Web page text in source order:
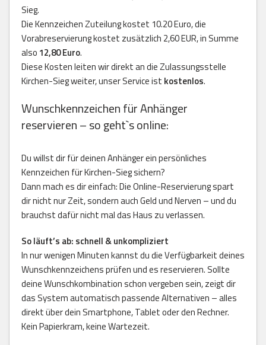
Sieg.
Die Kennzeichen Zuteilung kostet 10.20 Euro, die
Vorabreservierung kostet zusätzlich 2,60 EUR, in Summe
also 12,80 Euro.
Diese Kosten leiten wir direkt an die Zulassungsstelle
Kirchen-Sieg weiter, unser Service ist kostenlos.
Wunschkennzeichen für Anhänger
reservieren – so geht`s online:
Du willst dir für deinen Anhänger ein persönliches
Kennzeichen für Kirchen-Sieg sichern?
Dann mach es dir einfach: Die Online-Reservierung spart
dir nicht nur Zeit, sondern auch Geld und Nerven – und du
brauchst dafür nicht mal das Haus zu verlassen.
So läuft’s ab: schnell & unkompliziert
In nur wenigen Minuten kannst du die Verfügbarkeit deines
Wunschkennzeichens prüfen und es reservieren. Sollte
deine Wunschkombination schon vergeben sein, zeigt dir
das System automatisch passende Alternativen – alles
direkt über dein Smartphone, Tablet oder den Rechner.
Kein Papierkram, keine Wartezeit.